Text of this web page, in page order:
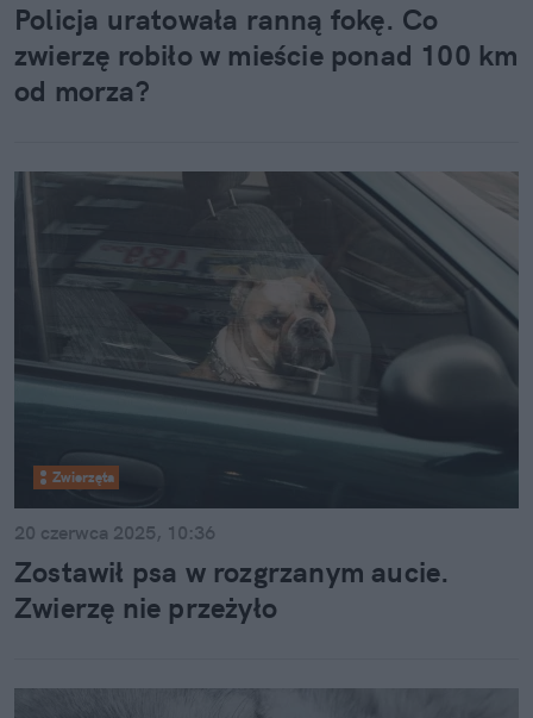
Policja uratowała ranną fokę. Co
zwierzę robiło w mieście ponad 100 km
od morza?
Zwierzęta
20 czerwca 2025, 10:36
Zostawił psa w rozgrzanym aucie.
Zwierzę nie przeżyło